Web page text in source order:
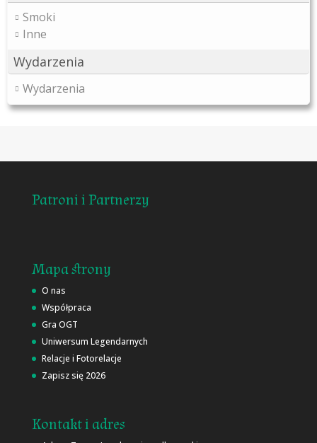
Smoki
Inne
Wydarzenia
Wydarzenia
Patroni i Partnerzy
Mapa strony
O nas
Współpraca
Gra OGT
Uniwersum Legendarnych
Relacje i Fotorelacje
Zapisz się 2026
Kontakt i adres